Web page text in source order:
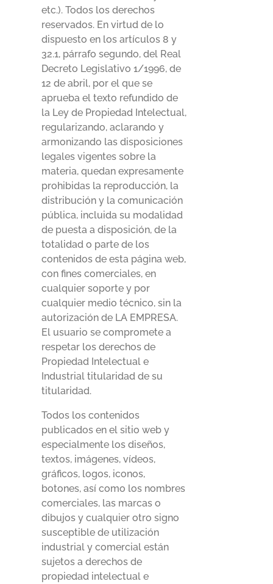
etc.). Todos los derechos
reservados. En virtud de lo
dispuesto en los artículos 8 y
32.1, párrafo segundo, del Real
Decreto Legislativo 1/1996, de
12 de abril, por el que se
aprueba el texto refundido de
la Ley de Propiedad Intelectual,
regularizando, aclarando y
armonizando las disposiciones
legales vigentes sobre la
materia, quedan expresamente
prohibidas la reproducción, la
distribución y la comunicación
pública, incluida su modalidad
de puesta a disposición, de la
totalidad o parte de los
contenidos de esta página web,
con fines comerciales, en
cualquier soporte y por
cualquier medio técnico, sin la
autorización de LA EMPRESA.
El usuario se compromete a
respetar los derechos de
Propiedad Intelectual e
Industrial titularidad de su
titularidad.
Todos los contenidos
publicados en el sitio web y
especialmente los diseños,
textos, imágenes, vídeos,
gráficos, logos, iconos,
botones, así como los nombres
comerciales, las marcas o
dibujos y cualquier otro signo
susceptible de utilización
industrial y comercial están
sujetos a derechos de
propiedad intelectual e